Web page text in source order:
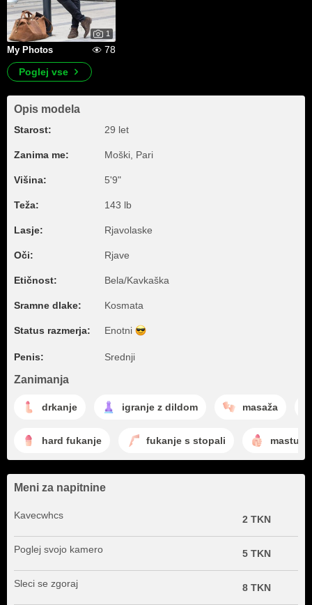
1
My Photos
78
Poglej vse
Opis modela
Starost: 29 let
Zanima me: Moški, Pari
Višina: 5'9"
Teža: 143 lb
Lasje: Rjavolaske
Oči: Rjave
Etičnost: Bela/Kavkaška
Sramne dlake: Kosmata
Status razmerja: Enotni
Penis: Srednji
Zanimanja
drkanje igranje z dildom masaža
hard fukanje fukanje s stopali
Meni za napitnine
Kavecwhcs 2 TKN
Poglej svojo kamero 5 TKN
Sleci se zgoraj 8 TKN